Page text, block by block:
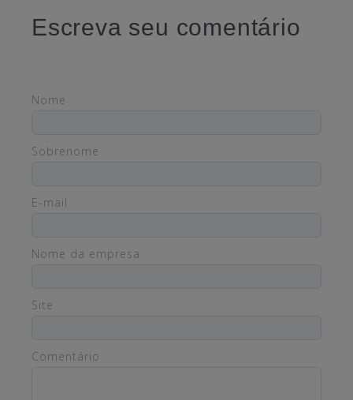
Escreva seu comentário
Nome
Sobrenome
E-mail
Nome da empresa
Site
Comentário